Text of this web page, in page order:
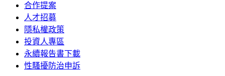
合作提案
人才招募
隱私權政策
投資人專區
永續報告書下載
性騷擾防治申訴